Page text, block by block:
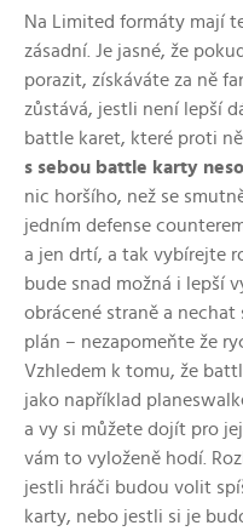
Na Limited formáty mají
zásadní. Je jasné, že
porazit, získáváte za ně
zůstává, jestli není lepší
battle karet, které proti
s sebou battle karty
nic horšího, než se
jedním defense
a jen drtí, a tak vybírejte
bude snad možná i lepší
obrácené straně a
plán –⁠ nezapomeňte že
Vzhledem k tomu, že
jako například
a vy si můžete dojít pro
vám to vyloženě hodí.
jestli hráči budou volit
karty, nebo jestli si je